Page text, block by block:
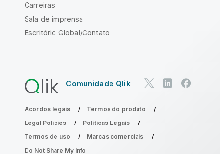
Carreiras
Sala de imprensa
Escritório Global/Contato
Comunidade Qlik
Acordos legais
Termos do produto
Legal Policies
Políticas Legais
Termos de uso
Marcas comerciais
Do Not Share My Info